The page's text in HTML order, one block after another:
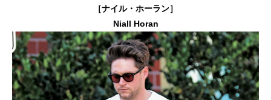
［ナイル・ホーラン］
Niall Horan